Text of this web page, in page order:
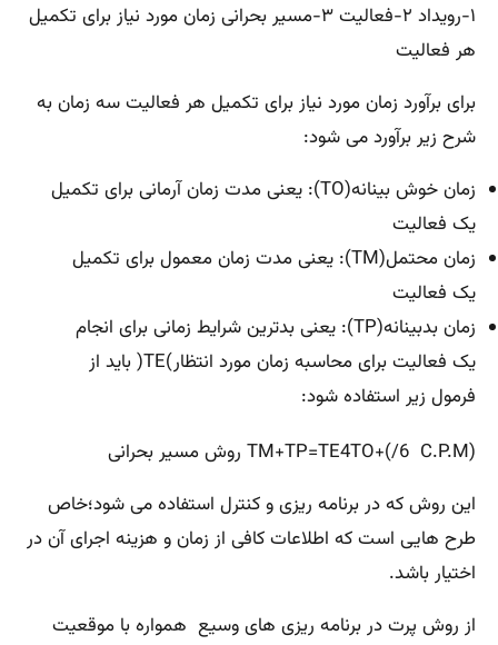
۱-رویداد ۲-فعالیت ۳-مسیر بحرانی زمان مورد نیاز برای تکمیل
هر فعالیت
برای برآورد زمان مورد نیاز برای تکمیل هر فعالیت سه زمان به
شرح زیر برآورد می شود:
زمان خوش بینانه(TO): یعنی مدت زمان آرمانی برای تکمیل
یک فعالیت
زمان محتمل(TM): یعنی مدت زمان معمول برای تکمیل
یک فعالیت
زمان بدبینانه(TP): یعنی بدترین شرایط زمانی برای انجام
یک فعالیت برای محاسبه زمان مورد انتظار)TE( باید از
فرمول زیر استفاده شود:
(TM+TP=TE4TO+(/6 C.P.M روش مسیر بحرانی
این روش که در برنامه ریزی و کنترل استفاده می شود؛خاص
طرح هایی است که اطلاعات کافی از زمان و هزینه اجرای آن در
اختیار باشد.
از روش پرت در برنامه ریزی های وسیع همواره با موقعیت